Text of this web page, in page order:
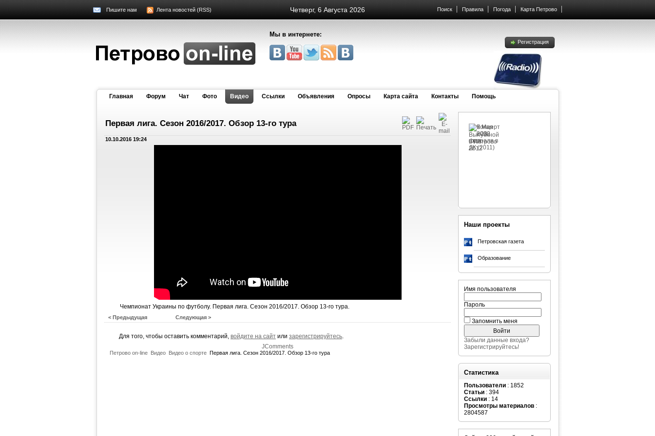
Четверг, 6 Августа 2026
Пишите нам Лента новостей (RSS) Поиск Правила Погода Карта Петрово
Мы в интернете:
Регистрация
Главная Форум Чат Фото Видео Cсылки Объявления Опросы Карта сайта Контакты Помощь
Первая лига. Сезон 2016/2017. Обзор 13-го тура
10.10.2016 19:24
Чемпионат Украины по футболу. Первая лига. Сезон 2016/2017. Обзор 13-го тура.
< Предыдущая Следующая >
Для того, чтобы оставить комментарий, войдите на сайт или зарегистрируйтесь.
JComments
Петрово on-line Видео Видео о спорте Первая лига. Сезон 2016/2017. Обзор 13-го тура
Наши проекты
Петровская газета
Образование
Имя пользователя
Пароль
Запомнить меня
Забыли данные входа?
Зарегистрируйтесь!
Статистика
Пользователи : 1852
Статьи : 394
Ссылки : 14
Просмотры материалов :
2804587